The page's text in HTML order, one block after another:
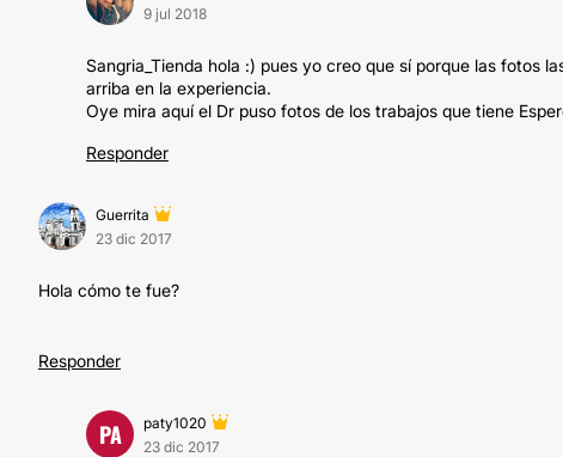
9 jul 2018
Sangria_Tienda hola :) pues yo creo que sí porque las fotos
arriba en la experiencia.
Oye mira aquí el Dr puso fotos de los trabajos que tiene
Responder
Guerrita
23 dic 2017
Hola cómo te fue?
Responder
PA
paty1020
23 dic 2017